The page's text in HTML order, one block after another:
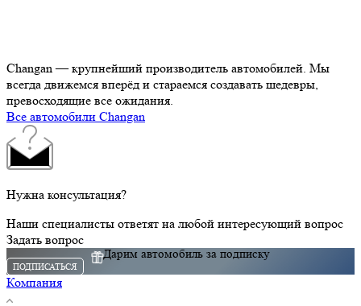
Changan — крупнейший производитель автомобилей. Мы
всегда движемся вперёд и стараемся создавать шедевры,
превосходящие все ожидания.
Все автомобили Changan
Нужна консультация?
Наши специалисты ответят на любой интересующий вопрос
Задать вопрос
Дарим автомобиль за подписку
ПОДПИСАТЬСЯ
Компания